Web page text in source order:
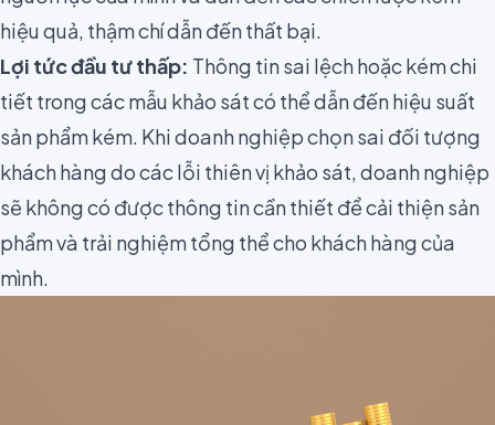
hiệu quả, thậm chí dẫn đến thất bại.
Lợi tức đầu tư thấp: Thông tin sai lệch hoặc kém chi
tiết trong các mẫu khảo sát có thể dẫn đến hiệu suất
sản phẩm kém. Khi doanh nghiệpchọn sai đối tượng
khách hàngdo các lỗi thiên vị khảo sát, doanh nghiệp
sẽ không có được thông tin cần thiết để cải thiện sản
phẩm và trải nghiệm tổng thể cho khách hàng của
mình.